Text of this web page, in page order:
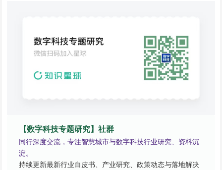
【数字科技专题研究】社群
同行深度交流，专注智慧城市与数字科技行业研究、资料沉
淀。
持续更新最新行业白皮书、产业研究、政策动态与落地解决